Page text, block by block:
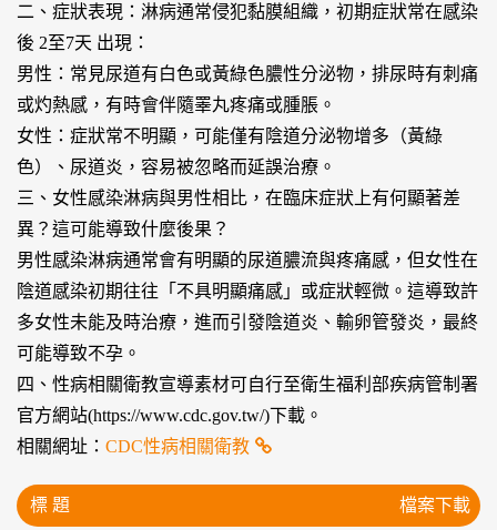
二、症狀表現：淋病通常侵犯黏膜組織，初期症狀常在感染
後 2至7天 出現：
男性：常見尿道有白色或黃綠色膿性分泌物，排尿時有刺痛
或灼熱感，有時會伴隨睪丸疼痛或腫脹。
女性：症狀常不明顯，可能僅有陰道分泌物增多（黃綠
色）、尿道炎，容易被忽略而延誤治療。
三、女性感染淋病與男性相比，在臨床症狀上有何顯著差
異？這可能導致什麼後果？
男性感染淋病通常會有明顯的尿道膿流與疼痛感，但女性在
陰道感染初期往往「不具明顯痛感」或症狀輕微。這導致許
多女性未能及時治療，進而引發陰道炎、輸卵管發炎，最終
可能導致不孕。
四、性病相關衛教宣導素材可自行至衛生福利部疾病管制署
官方網站(https://www.cdc.gov.tw/)下載。
相關網址： CDC性病相關衛教
標 題 檔案下載